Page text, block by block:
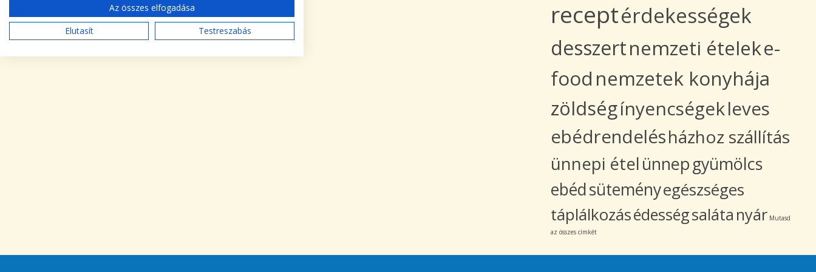
receptérdekességek
desszertnemzeti ételeke-
food nemzetek konyhája
zöldségínyencségekleves
ebédrendelésházhoz szállítás
ünnepi ételünnepgyümölcs
ebédsüteményegészséges
táplálkozásédességsaláta nyár Mutasd
az összes címkét
Az összes elfogadása
Elutasít
Testreszabás